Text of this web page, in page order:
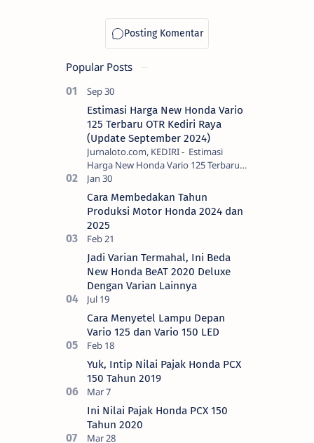
Popular Posts
Estimasi Harga New Honda Vario
125 Terbaru OTR Kediri Raya
(Update September 2024)
Jurnaloto.com, KEDIRI - Estimasi
Harga New Honda Vario 125 Terbaru
OTR Kediri Raya (Update September
2024) Brosis sekalian, PT Astra Honda
Motor (AH…
Cara Membedakan Tahun
Produksi Motor Honda 2024 dan
2025
Jadi Varian Termahal, Ini Beda
New Honda BeAT 2020 Deluxe
Dengan Varian Lainnya
Cara Menyetel Lampu Depan
Vario 125 dan Vario 150 LED
Yuk, Intip Nilai Pajak Honda PCX
150 Tahun 2019
Ini Nilai Pajak Honda PCX 150
Tahun 2020